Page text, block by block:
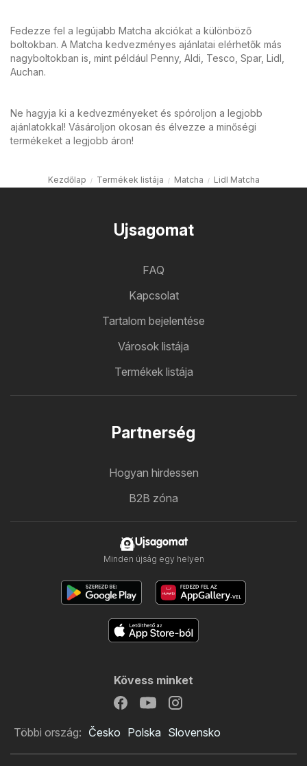
Fedezze fel a legújabb Matcha akciókat a különböző
boltokban. A Matcha kedvezményes ajánlatai elérhetők más
nagyboltokban is, mint például Penny, Aldi, Tesco, Spar, Lidl,
Auchan.
Ne hagyja ki a kedvezményeket és spóroljon a legjobb
ajánlatokkal! Vásároljon okosan és élvezze a minőségi
termékeket a legjobb áron!
Kezdőlap Termékek listája Matcha Lidl Matcha
Ujsagomat
FAQ
Kapcsolat
Tartalom bejelentése
Városok listája
Termékek listája
Partnerség
Hogyan hirdessen
B2B zóna
Ujsagomat
Minden újság egy helyen
Kövess minket
Többi ország: Česko Polska Slovensko